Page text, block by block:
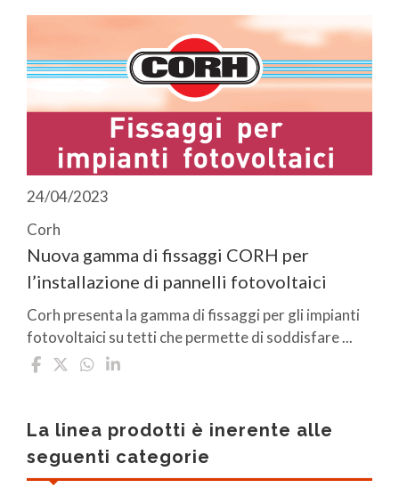
24/04/2023
Corh
Nuova gamma di fissaggi CORH per
l’installazione di pannelli fotovoltaici
Corh presenta la gamma di fissaggi per gli impianti
fotovoltaici su tetti che permette di soddisfare ...
La linea prodotti è inerente alle
seguenti categorie